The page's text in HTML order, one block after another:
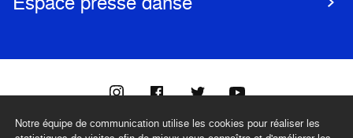
Notre équipe de communication utilise les cookies pour réaliser les